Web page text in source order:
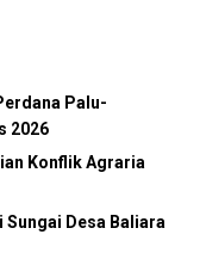
Palu-
2026
Konflik Agraria
Sungai Desa Baliara